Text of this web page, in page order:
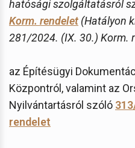
hatósági szolgáltatásról
Korm. rendelet (Hatályon
281/2024. (IX. 30.) Korm.
az Építésügyi
Központról, valamint az
Nyilvántartásról szóló
rendelet